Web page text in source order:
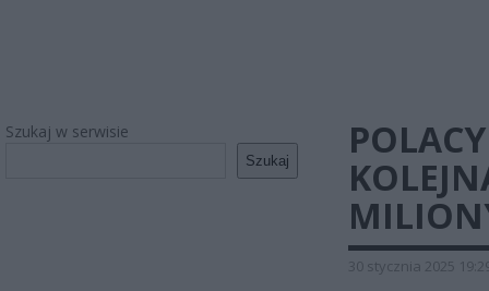
Szukaj w serwisie
Szukaj
30 stycznia 2025